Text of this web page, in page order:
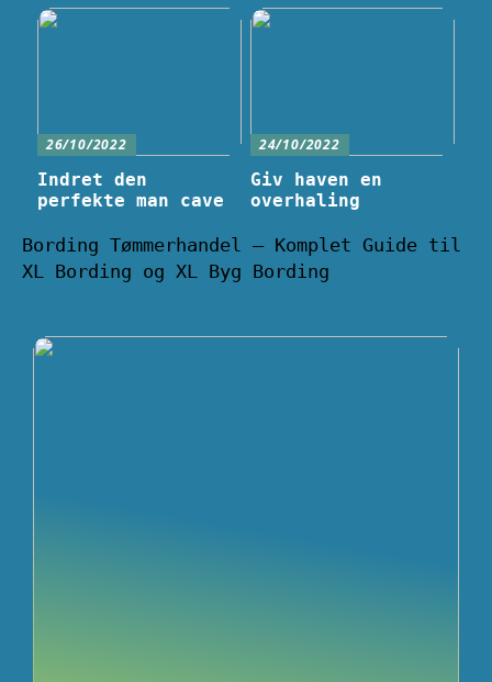
26/10/2022
Indret den
perfekte man cave
24/10/2022
Giv haven en
overhaling
Bording Tømmerhandel – Komplet Guide til
XL Bording og XL Byg Bording